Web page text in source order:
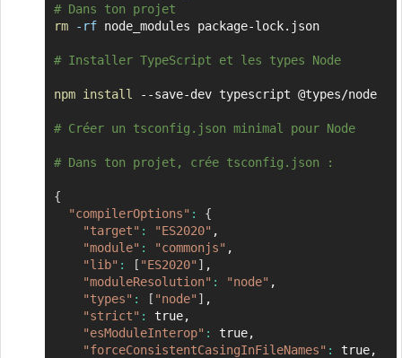
# Dans ton projet
rm
-rf node_modules package-lock.json
# Installer TypeScript et les types Node
npm install --save-dev typescript @types/node
# Créer un tsconfig.json minimal pour Node
# Dans ton projet, crée tsconfig.json :
{
"compilerOptions" :
{
"target" : "ES2020" ,
"module" : "commonjs" ,
"lib" : [ "ES2020" ] ,
"moduleResolution" : "node" ,
"types" : [ "node" ] ,
"strict" :
true,
"esModuleInterop" :
true,
"forceConsistentCasingInFileNames" :
true,